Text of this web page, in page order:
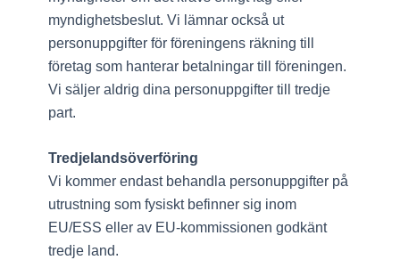
myndighetsbeslut. Vi lämnar också ut
personuppgifter för föreningens räkning till
företag som hanterar betalningar till föreningen.
Vi säljer aldrig dina personuppgifter till tredje
part.
Tredjelandsöverföring
Vi kommer endast behandla personuppgifter på
utrustning som fysiskt befinner sig inom
EU/ESS eller av EU-kommissionen godkänt
tredje land.